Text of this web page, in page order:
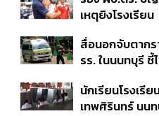
เหตุยิงโรงเรียน
ค้นหา 2 รอบยืนยั
ติดค้าง พบศพปู่
สื่อนอกจับตาก
รร. ในนนทบุรี ชี้
ในระดับต้นของภู
นักเรียนโรงเรีย
เทพศิรินทร์ นน